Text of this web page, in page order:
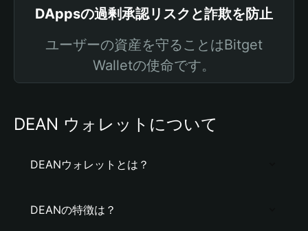
DAppsの過剰承認リスクと詐欺を防止
ユーザーの資産を守ることはBitget
Walletの使命です。
DEAN ウォレットについて
DEANウォレットとは？
DEANの特徴は？